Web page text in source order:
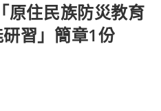
原住民族防災教育
習」簡章1份